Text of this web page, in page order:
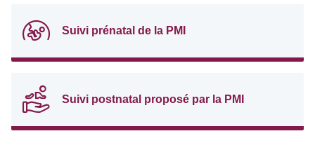
Suivi prénatal de la PMI
Suivi postnatal proposé par la PMI